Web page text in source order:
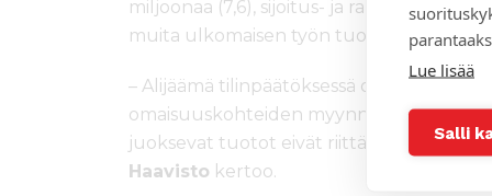
Lue lisää
Salli
miljoonaa (7,6), sijoitus- ja
muita ulkomaisen työn tuottoja 0,6
– Alijäämä tilinpäätöksessä oli 0,3
omaisuuskohteiden myynnistä saatua
juoksevat tuotot eivät riittäneet
Haavisto kertoo.